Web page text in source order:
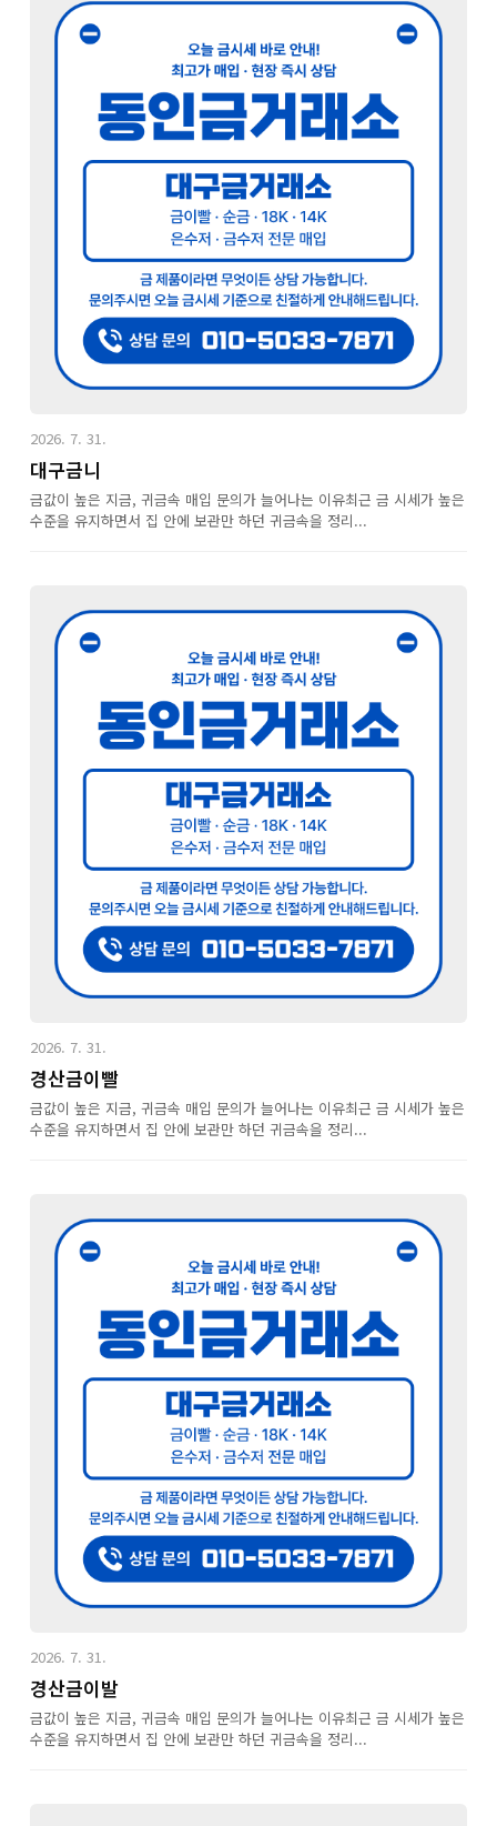
2026. 7. 31.
대구금니
금값이 높은 지금, 귀금속 매입 문의가 늘어나는 이유최근 금 시세가 높은
수준을 유지하면서 집 안에 보관만 하던 귀금속을 정리...
2026. 7. 31.
경산금이빨
금값이 높은 지금, 귀금속 매입 문의가 늘어나는 이유최근 금 시세가 높은
수준을 유지하면서 집 안에 보관만 하던 귀금속을 정리...
2026. 7. 31.
경산금이발
금값이 높은 지금, 귀금속 매입 문의가 늘어나는 이유최근 금 시세가 높은
수준을 유지하면서 집 안에 보관만 하던 귀금속을 정리...